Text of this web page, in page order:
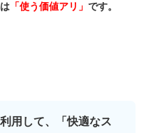
「使う価値アリ」 です。
用して、「快適なス